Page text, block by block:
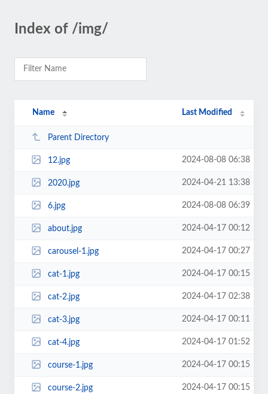
Index of /img/
Name Last Modified
Parent Directory
12.jpg 2024-08-08 06:38
2020.jpg 2024-04-21 13:38
6.jpg 2024-08-08 06:39
about.jpg 2024-04-17 00:12
carousel-1.jpg 2024-04-17 00:27
cat-1.jpg 2024-04-17 00:15
cat-2.jpg 2024-04-17 02:38
cat-3.jpg 2024-04-17 00:11
cat-4.jpg 2024-04-17 01:52
course-1.jpg 2024-04-17 00:15
course-2.jpg 2024-04-17 00:15